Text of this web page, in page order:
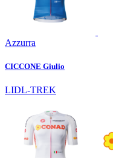
Azzurra
CICCONE Giulio
LIDL-TREK